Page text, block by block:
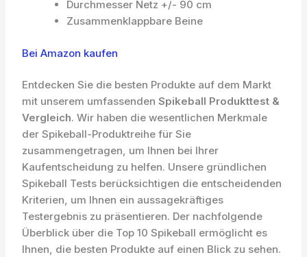
Durchmesser Netz +/- 90 cm
Zusammenklappbare Beine
Bei Amazon kaufen
Entdecken Sie die besten Produkte auf dem Markt
mit unserem umfassendenSpikeball Produkttest &
Vergleich. Wir haben die wesentlichen Merkmale
der Spikeball-Produktreihe für Sie
zusammengetragen, um Ihnen bei Ihrer
Kaufentscheidung zu helfen. Unsere gründlichen
Spikeball Tests berücksichtigen die entscheidenden
Kriterien, um Ihnen ein aussagekräftiges
Testergebnis zu präsentieren. Der nachfolgende
Überblick über die Top 10 Spikeball ermöglicht es
Ihnen, die besten Produkte auf einen Blick zu sehen.